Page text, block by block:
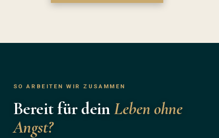
SO ARBEITEN WIR ZUSAMMEN
Bereit für deinLeben ohne
Angst?